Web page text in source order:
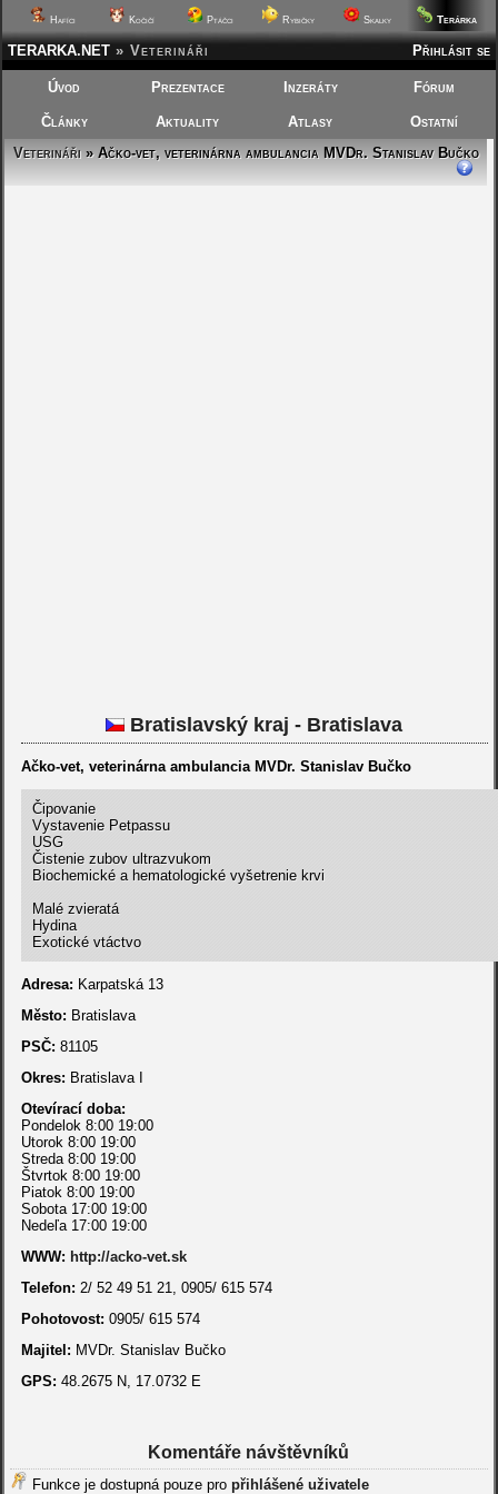
Hafíci Kočičí Ptáčci Rybičky Skalky Terárka
Přihlásit se
TERARKA.NET » Veterináři
Úvod Prezentace Inzeráty Fórum
Články Aktuality Atlasy
Ostatní
Veterináři» Ačko-vet, veterinárna ambulancia MVDr. Stanislav Bučko
Bratislavský kraj - Bratislava
Ačko-vet, veterinárna ambulancia MVDr. Stanislav Bučko
Čipovanie
Vystavenie Petpassu
USG
Čistenie zubov ultrazvukom
Biochemické a hematologické vyšetrenie krvi
Malé zvieratá
Hydina
Exotické vtáctvo
Adresa: Karpatská 13
Město: Bratislava
PSČ: 81105
Okres: Bratislava I
Otevírací doba:
Pondelok 8:00 19:00
Utorok 8:00 19:00
Streda 8:00 19:00
Štvrtok 8:00 19:00
Piatok 8:00 19:00
Sobota 17:00 19:00
Nedeľa 17:00 19:00
WWW: http://acko-vet.sk
Telefon: 2/ 52 49 51 21, 0905/ 615 574
Pohotovost: 0905/ 615 574
Majitel: MVDr. Stanislav Bučko
GPS: 48.2675 N, 17.0732 E
Komentáře návštěvníků
Funkce je dostupná pouze pro přihlášené uživatele